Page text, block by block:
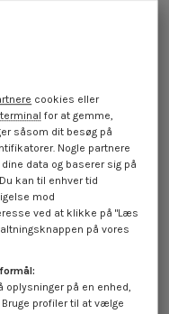
til beton Sekskantet hoved
4,25 €
cookies eller
for at gemme,
såsom dit besøg på
Nogle partnere
data og baserer sig på
kan til enhver tid
mod
ved at klikke på "Læs
på vores
på en enhed,
profiler til at vælge